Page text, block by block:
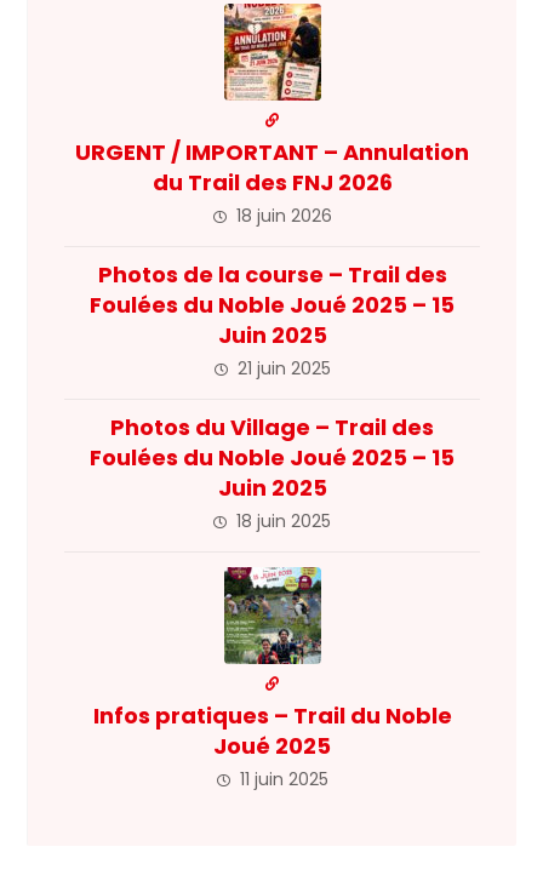
URGENT / IMPORTANT – Annulation
du Trail des FNJ 2026
18 juin 2026
Photos de la course – Trail des
Foulées du Noble Joué 2025 – 15
Juin 2025
21 juin 2025
Photos du Village – Trail des
Foulées du Noble Joué 2025 – 15
Juin 2025
18 juin 2025
Infos pratiques – Trail du Noble
Joué 2025
11 juin 2025